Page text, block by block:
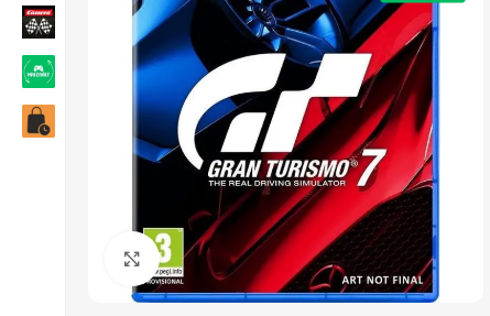
Click to enlarge